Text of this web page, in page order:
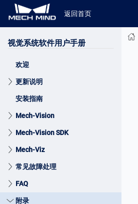
返回首页
视觉系统软件用户手册
欢迎
更新说明
安装指南
Mech-Vision
Mech-Vision SDK
Mech-Viz
常见故障处理
FAQ
附录